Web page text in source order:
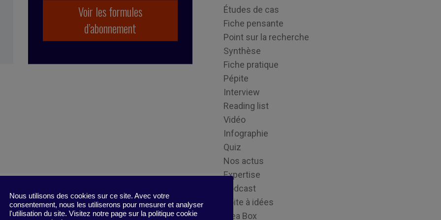
Voir les formules
d’abonnement
Études de cas
Fiche pensante
Point sur la recherche
Synthèse
Fiche pratique
Pépite
Interview
Reading list
Vidéo
Infographie
Quiz
Nos actus
Expertise
Podcast
Boite à idées
Idea Box
Nous utilisons des cookies sur ce site. Avec votre
consentement, nous les utiliserons pour mesurer et analyser
l'utilisation du site. Visitez notre page sur la politique cookie